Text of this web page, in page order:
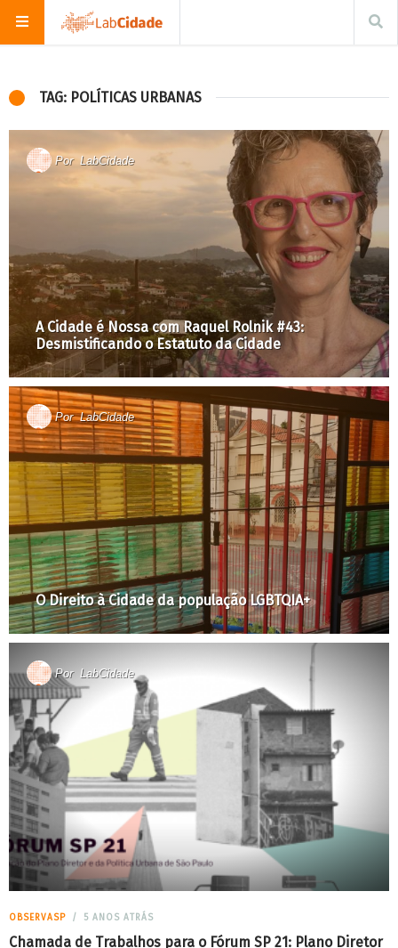
TAG: POLÍTICAS URBANAS
Por LabCidade
A Cidade é Nossa com Raquel Rolnik #43:
Desmistificando o Estatuto da Cidade
PorLabCidade
O Direito à Cidade da população LGBTQIA+
Por LabCidade
OBSERVASP 5 ANOS ATRÁS
Chamada de Trabalhos para o Fórum SP 21: Plano Diretor